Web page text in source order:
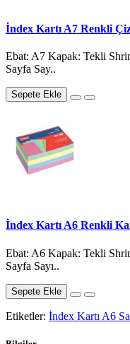
İndex Kartı A7 Renkli
Ebat: A7 Kapak: Tekli
Sayfa Say..
Sepete Ekle
İndex Kartı A6 Renkli
Ebat: A6 Kapak: Tekli
Sayfa Sayı..
Sepete Ekle
Etiketler: İndex Kartı A6